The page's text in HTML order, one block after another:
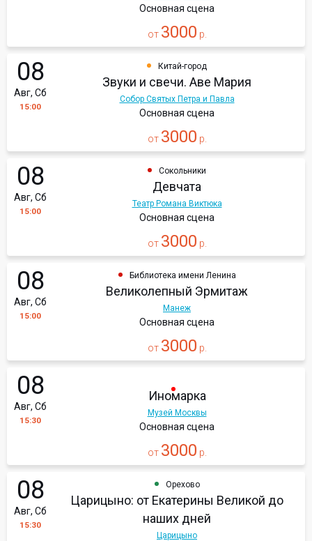
Основная сцена
от 3000 р.
08
Авг, Сб
15:00
Китай-город
Звуки и свечи. Аве Мария
Собор Святых Петра и Павла
Основная сцена
от 3000 р.
08
Авг, Сб
15:00
Сокольники
Девчата
Театр Романа Виктюка
Основная сцена
от 3000 р.
08
Авг, Сб
15:00
Библиотека имени Ленина
Великолепный Эрмитаж
Манеж
Основная сцена
от 3000 р.
08
Авг, Сб
15:30
Иномарка
Музей Москвы
Основная сцена
от 3000 р.
08
Авг, Сб
15:30
Орехово
Царицыно: от Екатерины Великой до
наших дней
Царицыно